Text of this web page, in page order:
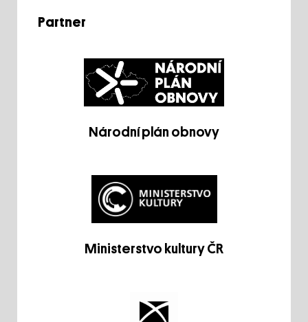
Partner
Národní plán obnovy
Ministerstvo kultury ČR